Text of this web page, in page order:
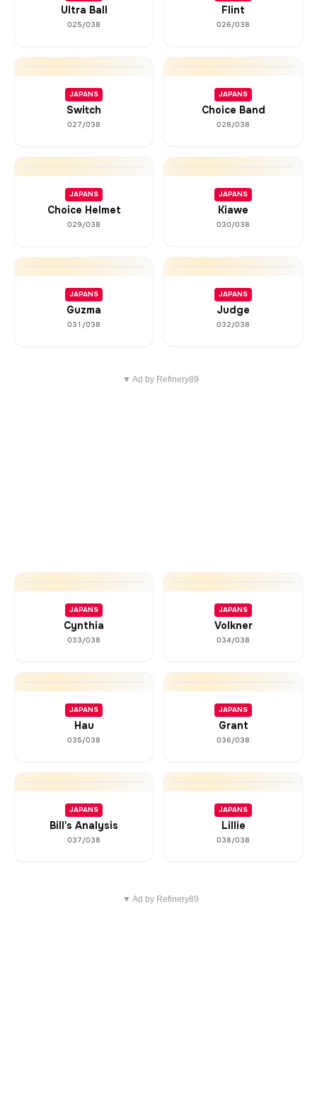
Ultra Ball
025/038
Flint
026/038
JAPANS
Switch
027/038
JAPANS
Choice Band
028/038
JAPANS
Choice Helmet
029/038
JAPANS
Kiawe
030/038
JAPANS
Guzma
031/038
JAPANS
Judge
032/038
▼ Ad by Refinery89
JAPANS
Cynthia
033/038
JAPANS
Volkner
034/038
JAPANS
Hau
035/038
JAPANS
Grant
036/038
JAPANS
Bill's Analysis
037/038
JAPANS
Lillie
038/038
▼ Ad by Refinery89